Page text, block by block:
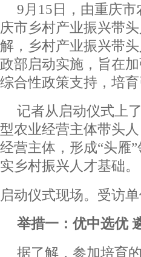
9月15日，由重庆
庆市乡村产业振兴带
解，乡村产业振兴带
政部启动实施，旨在
综合性政策支持，培
记者从启动仪式上
型农业经营主体带头
经营主体，形成“头雁
实乡村振兴人才基础。
启动仪式现场。受访
举措一：优中选优
据了解，参加培育